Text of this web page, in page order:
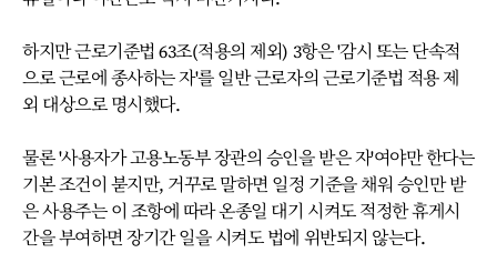
하지만 근로기준법 63조(적용의 제외) 3항은 '감시 또는 단속적
으로 근로에 종사하는 자'를 일반 근로자의 근로기준법 적용 제
외 대상으로 명시했다.
물론 '사용자가 고용노동부 장관의 승인을 받은 자'여야만 한다는
기본 조건이 붇지만, 거꾸로 말하면 일정 기준을 채워 승인만 받
은 사용주는 이 조항에 따라 온종일 대기 시켜도 적정한 휴게시
간을 부여하면 장기간 일을 시켜도 법에 위반되지 않는다.